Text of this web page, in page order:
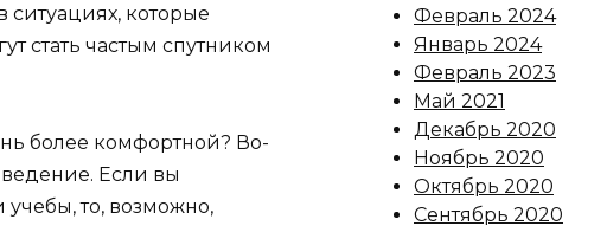
ситуациях, которые
стать частым спутником
более комфортной? Во-
Если вы
учебы, то, возможно,
Февраль 2024
Январь 2024
Февраль 2023
Май 2021
Декабрь 2020
Ноябрь 2020
Октябрь 2020
Сентябрь 2020